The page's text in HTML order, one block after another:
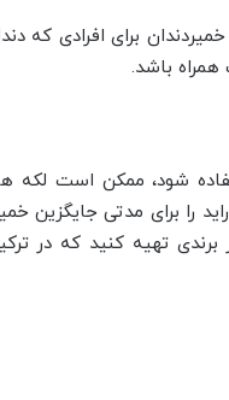
برای افرادی که
همراه باشد.
شود، ممکن است
را برای مدتی جایگزین
تهیه کنید که در